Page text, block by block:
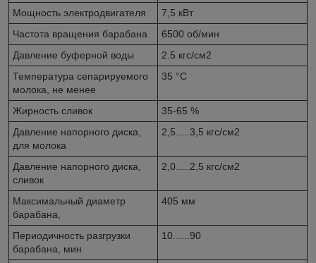
Мощность электродвигателя
7,5 кВт
Частота вращения барабана
6500 об/мин
Давление буферной воды
2.5 кгс/см2
Температура сепарируемого
молока, не менее
35 °С
Жирность сливок
35-65 %
Давление напорного диска,
для молока
2,5.....3,5 кгс/см2
Давление напорного диска,
сливок
2,0.....2,5 кгс/см2
Максимальный диаметр
барабана,
405 мм
Периодичность разгрузки
барабана, мин
10......90